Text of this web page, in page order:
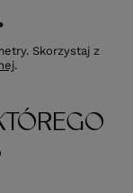
Skorzystaj z
.